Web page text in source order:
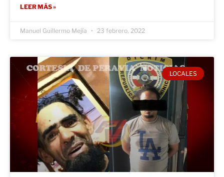
LEER MÁS »
Manuel Guillermo Mejía 23 febrero, 2022
LOCALES